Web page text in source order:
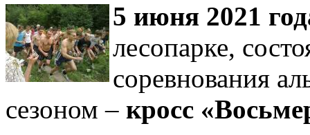
5 июня 2021
лесопарке,
соревнования
сезоном – кросс